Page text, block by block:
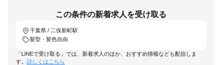
この条件の新着求人を受け取る
千葉県 / 二俣新町駅
髪型・髪色自由
「LINEで受け取る」では、新着求人のほか、おすすめ情報なども配信しま
す。 詳しくはこちら